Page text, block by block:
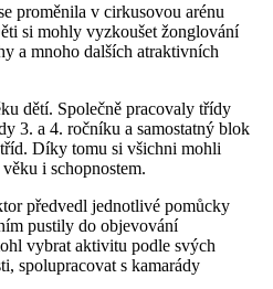
proměnila v cirkusovou arénu
si mohly vyzkoušet žonglování
a mnoho dalších atraktivních
dětí. Společně pracovaly třídy
3. a 4. ročníku a samostatný blok
Díky tomu si všichni mohli
i schopnostem.
předvedl jednotlivé pomůcky
pustily do objevování
vybrat aktivitu podle svých
spolupracovat s kamarády